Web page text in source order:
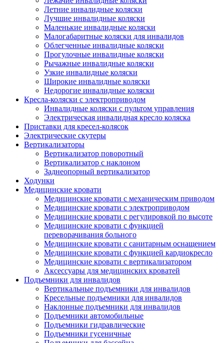
Летние инвалидные коляски
Лучшие инвалидные коляски
Маленькие инвалидные коляски
Малогабаритные коляски для инвалидов
Облегченные инвалидные коляски
Прогулочные инвалидные коляски
Рычажные инвалидные коляски
Узкие инвалидные коляски
Широкие инвалидные коляски
Недорогие инвалидные коляски
Кресла-коляски с электроприводом
Инвалидные коляски с пультом управления
Электрическая инвалидная кресло коляска
Приставки для кресел-колясок
Электрические скутеры
Вертикализаторы
Вертикализатор поворотный
Вертикализатор с наклоном
Заднеопорный вертикализатор
Ходунки
Медицинские кровати
Медицинские кровати с механическим приводом
Медицинские кровати с электроприводом
Медицинские кровати с регулировкой по высоте
Медицинские кровати с функцией
переворачивания больного
Медицинские кровати с санитарным оснащением
Медицинские кровати с функцией кардиокресло
Медицинские кровати с вертикализатором
Аксессуары для медицинских кроватей
Подъемники для инвалидов
Вертикальные подъемники для инвалидов
Кресельные подъемники для инвалидов
Наклонные подъемники для инвалидов
Подъемники автомобильные
Подъемники гидравлические
Подъемники гусеничные